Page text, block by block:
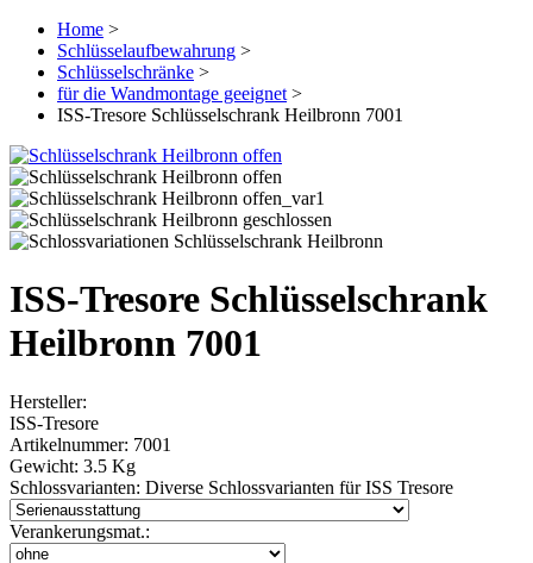
Home >
Schlüsselaufbewahrung >
Schlüsselschränke >
für die Wandmontage geeignet >
ISS-Tresore Schlüsselschrank Heilbronn 7001
ISS-Tresore Schlüsselschrank
Heilbronn 7001
Hersteller:
ISS-Tresore
Artikelnummer: 7001
Gewicht: 3.5 Kg
Schlossvarianten: Diverse Schlossvarianten für ISS Tresore
Verankerungsmat.: